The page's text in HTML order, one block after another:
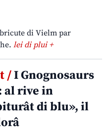
di Vielm par
lei di plui +
/I Gnognosaurs
al rive in
di blu», il